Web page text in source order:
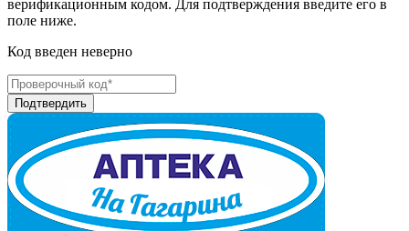
верификационным кодом. Для подтверждения введите его в
поле ниже.
Код введен неверно